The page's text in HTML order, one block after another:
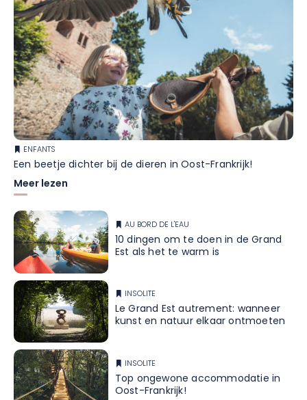
ENFANTS
Een beetje dichter bij de dieren in Oost-Frankrijk!
Meer lezen
AU BORD DE L'EAU
10 dingen om te doen in de Grand
Est als het te warm is
INSOLITE
Le Grand Est autrement: wanneer
kunst en natuur elkaar ontmoeten
INSOLITE
Top ongewone accommodatie in
Oost-Frankrijk!